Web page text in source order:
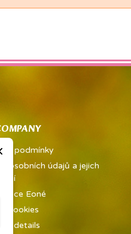
podmínky
osobních údajů a jejich
Eoné
cookies
details